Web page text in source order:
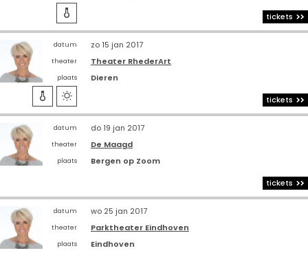
 tickets
datum zo 15 jan 2017
theater Theater RhederArt
plaats Dieren
  tickets
datum do 19 jan 2017
theater De Maagd
plaats
Bergen op Zoom
tickets
datum wo 25 jan 2017
theater Parktheater Eindhoven
plaats
Eindhoven